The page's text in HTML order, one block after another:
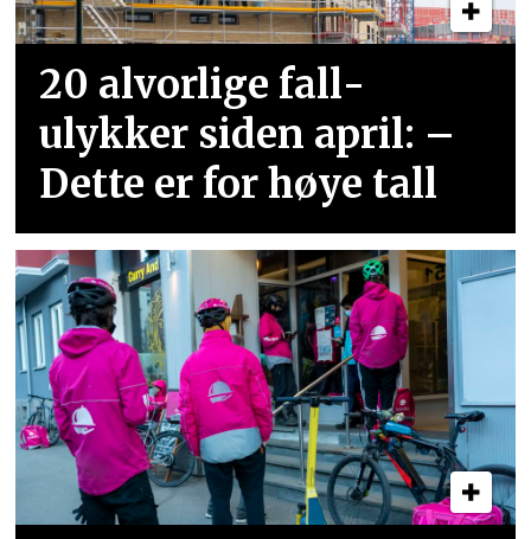
20 alvorlige fall­
ulykker siden april: –
Dette er for høye tall